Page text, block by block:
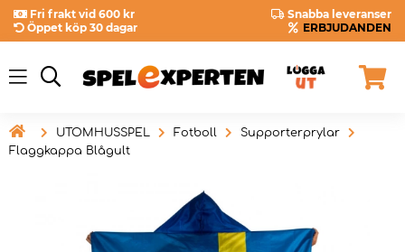
Fri frakt vid 600 kr
Snabba leveranser
Öppet köp 30 dagar
ERBJUDANDEN
 UTOMHUSSPEL Fotboll
Supporterprylar
Flaggkappa Blågult